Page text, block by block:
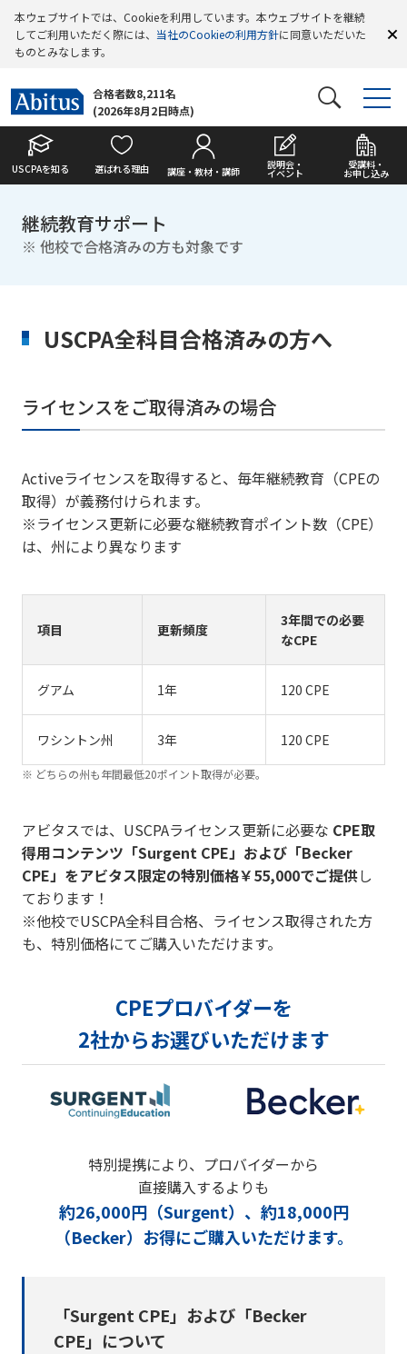
本ウェブサイトでは、Cookieを利用しています。本ウェブサイトを継続
してご利用いただく際には、 当社のCookieの利用方針に同意いただいた
ものとみなします。
合格者数8,211名
(2026年8月2日時点)
USCPAを知る 選ばれる理由 講座・教材・講師
説明会・
イベント
受講料・
お申し込み
継続教育サポート
他校で合格済みの方も対象です
USCPA全科目合格済みの方へ
ライセンスをご取得済みの場合
Activeライセンスを取得すると、毎年継続教育（CPEの
取得）が義務付けられます。
※ライセンス更新に必要な継続教育ポイント数（CPE）
は、州により異なります
項目 更新頻度
3年間での必要
なCPE
グアム 1年 120 CPE
ワシントン州 3年 120 CPE
どちらの州も年間最低20ポイント取得が必要。
アビタスでは、USCPAライセンス更新に必要な CPE取
得用コンテンツ「Surgent CPE」および「Becker
CPE」をアビタス限定の特別価格￥55,000でご提供し
ております！
※他校でUSCPA全科目合格、ライセンス取得された方
も、特別価格にてご購入いただけます。
CPEプロバイダーを
2社からお選びいただけます
特別提携により、プロバイダーから
直接購入するよりも
約26,000円（Surgent）、約18,000円
（Becker）お得にご購入いただけます。
「Surgent CPE」および「Becker
CPE」について